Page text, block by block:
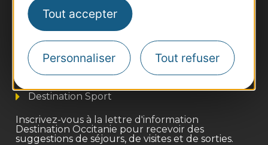
Tout accepter
Personnaliser Tout refuser
Thermalisme
Business/Mice
Pros d'Occitanie
Site presse et d'influence
Voyagistes
Destination Sport
Inscrivez-vous à la lettre d'information
Destination Occitanie pour recevoir des
suggestions de séjours, de visites et de sorties.